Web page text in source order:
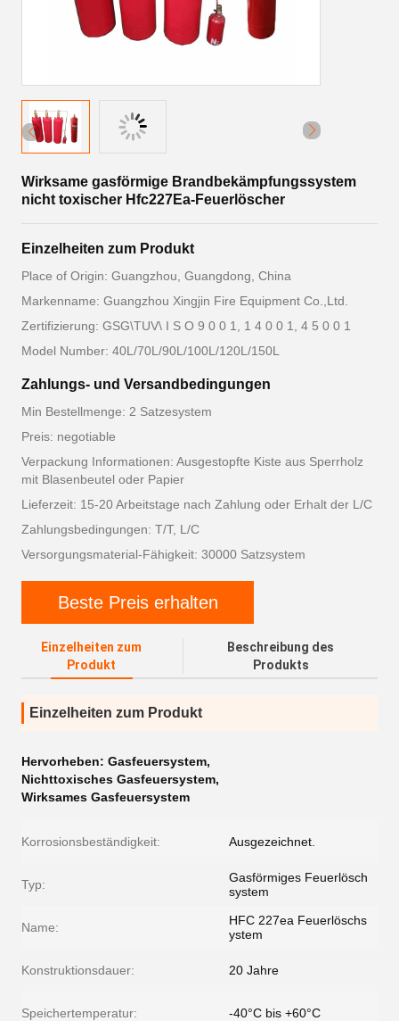
Wirksame gasförmige Brandbekämpfungssystem
nicht toxischer Hfc227Ea-Feuerlöscher
Einzelheiten zum Produkt
Place of Origin: Guangzhou, Guangdong, China
Markenname: Guangzhou Xingjin Fire Equipment Co.,Ltd.
Zertifizierung: GSG\TUV\ I S O 9 0 0 1, 1 4 0 0 1, 4 5 0 0 1
Model Number: 40L/70L/90L/100L/120L/150L
Zahlungs- und Versandbedingungen
Min Bestellmenge: 2 Satzesystem
Preis: negotiable
Verpackung Informationen: Ausgestopfte Kiste aus Sperrholz
mit Blasenbeutel oder Papier
Lieferzeit: 15-20 Arbeitstage nach Zahlung oder Erhalt der L/C
Zahlungsbedingungen: T/T, L/C
Versorgungsmaterial-Fähigkeit: 30000 Satzsystem
Beste Preis erhalten
Einzelheiten zum
Produkt
Beschreibung des
Produkts
Einzelheiten zum Produkt
Hervorheben: Gasfeuersystem,
Nichttoxisches Gasfeuersystem,
Wirksames Gasfeuersystem
Korrosionsbeständigkeit: Ausgezeichnet.
Typ:
Gasförmiges Feuerlösch
system
Name:
HFC 227ea Feuerlöschs
ystem
Konstruktionsdauer: 20 Jahre
Speichertemperatur: -40°C bis +60°C